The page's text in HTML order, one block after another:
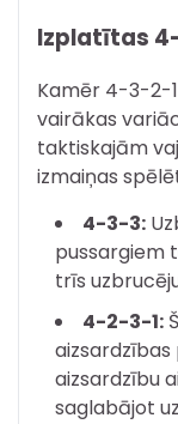
Izplatītas
Kamēr 4-3-2-
vairākas
taktiskajām
izmaiņas
4-3-3:
pussargiem
trīs
4-2-3-1:
aizsardzību
saglabājot